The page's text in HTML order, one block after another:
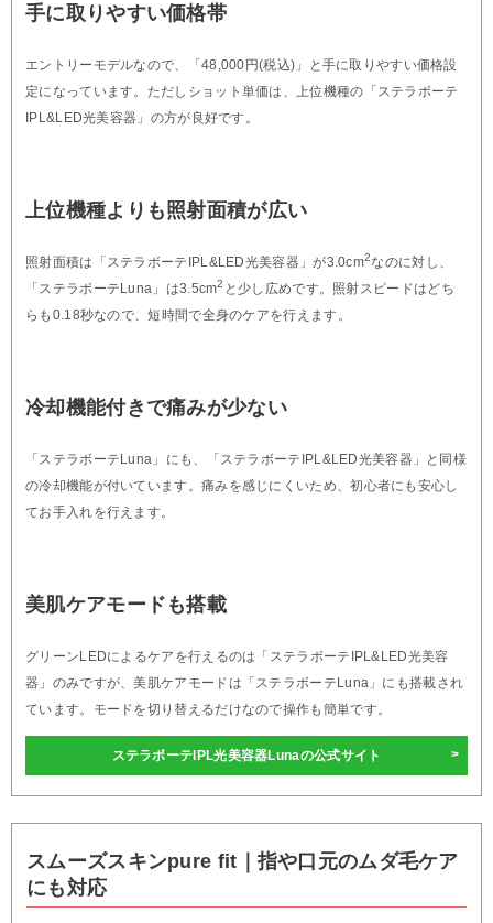
手に取りやすい価格帯
エントリーモデルなので、「48,000円(税込)」と手に取りやすい価格設
定になっています。ただしショット単価は、上位機種の「ステラボーテ
IPL&LED光美容器」の方が良好です。
上位機種よりも照射面積が広い
照射面積は「ステラボーテIPL&LED光美容器」が3.0cm2なのに対し、
「ステラボーテLuna」は3.5cm2 と少し広めです。照射スピードはどち
らも0.18秒なので、短時間で全身のケアを行えます。
冷却機能付きで痛みが少ない
「ステラボーテLuna」にも、「ステラボーテIPL&LED光美容器」と同様
の冷却機能が付いています。痛みを感じにくいため、初心者にも安心し
てお手入れを行えます。
美肌ケアモードも搭載
グリーンLEDによるケアを行えるのは「ステラボーテIPL&LED光美容
器」のみですが、美肌ケアモードは「ステラボーテLuna」にも搭載され
ています。モードを切り替えるだけなので操作も簡単です。
ステラボーテIPL光美容器Lunaの公式サイト
スムーズスキンpure fit｜指や口元のムダ毛ケア
にも対応